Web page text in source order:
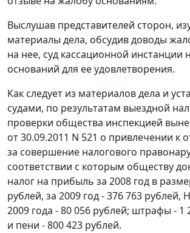
Выслушав представителей сторон,
материалы дела, обсудив доводы
на нее, суд кассационной инстанции
оснований для ее удовлетворения.
Как следует из материалов дела и
судами, по результатам выездной
проверки общества инспекцией
от 30.09.2011 N 521 о привлечении к
за совершение налогового
соответствии с которым обществу
налог на прибыль за 2008 год в
рублей, за 2009 год - 376 763 рублей,
2009 года - 80 056 рублей; штрафы - 1
и пени - 800 423 рублей.